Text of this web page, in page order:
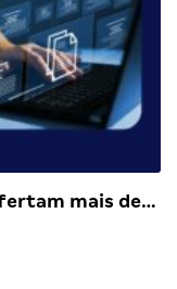
mais de…